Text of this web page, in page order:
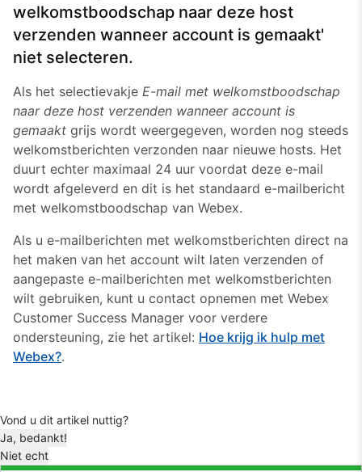
welkomstboodschap naar deze host
verzenden wanneer account is gemaakt'
niet selecteren.
Als het selectievakje E-mail met welkomstboodschap
naar deze host verzenden wanneer account is
gemaakt grijs wordt weergegeven, worden nog steeds
welkomstberichten verzonden naar nieuwe hosts. Het
duurt echter maximaal 24 uur voordat deze e-mail
wordt afgeleverd en dit is het standaard e-mailbericht
met welkomstboodschap van Webex.
Als u e-mailberichten met welkomstberichten direct na
het maken van het account wilt laten verzenden of
aangepaste e-mailberichten met welkomstberichten
wilt gebruiken, kunt u contact opnemen met Webex
Customer Success Manager voor verdere
ondersteuning, zie het artikel: Hoe krijg ik hulp met
Webex?.
Vond u dit artikel nuttig?
Ja, bedankt!
Niet echt